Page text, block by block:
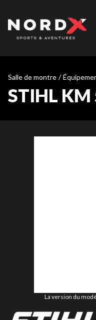
Salle de montre /
STIHL KM
La version du